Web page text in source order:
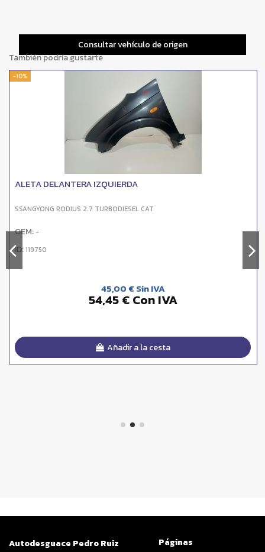
Consultar vehículo de origen
También podría gustarte
-10%
ALETA DELANTERA IZQUIERDA
SSANGYONG RODIUS 2.7 TURBODIESEL CAT
OEM: -
ID:119750
45,00 € Sin IVA
54,45 € Con IVA
Añadir a la cesta
Autodesguace Pedro Ruiz
Páginas